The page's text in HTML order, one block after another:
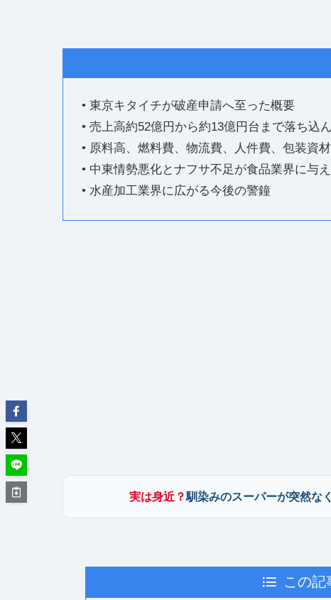
• 東京キタイチが破産申請へ至った概要
• 売上高約52億円から約13億円台まで落ち込
• 原料高、燃料費、物流費、人件費、包装資
• 中東情勢悪化とナフサ不足が食品業界に与
• 水産加工業界に広がる今後の警鐘
実は身近？馴染みのスーパーが突然な
この記